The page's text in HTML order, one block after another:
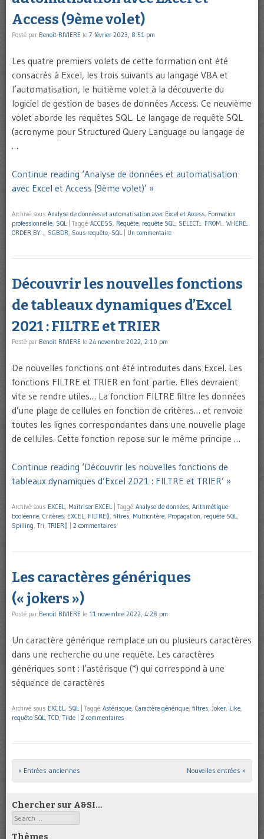
Access (9ème volet)
Posté par Benoît RIVIERE le 7 février 2023, 8:51 pm
Les quatre premiers volets de cette formation ont été
consacrés à Excel, les trois suivants au langage VBA et
l’automatisation, le huitième volet à la découverte du
logiciel de gestion de bases de données Access. Ce neuvième
volet aborde les requêtes SQL. Le langage de requête SQL
(acronyme pour Structured Query Language ou langage de
…
Continue reading ‘Analyse de données et automatisation
avec Excel et Access (9ème volet)’ »
Archivé sous Analyse de données et automatisation avec Excel et Access Formation
professionnelle SQL Taggé ACCESS Requête requête SQL
SELECT... FROM... WHERE...
ORDER BY...
SGBDR Sous-requête SQL Un commentaire
Découvrir les nouvelles fonctions
de tableaux dynamiques d’Excel
2021 : FILTRE et TRIER
Posté par Benoît RIVIERE le 24 novembre 2022, 2:10 pm
De nouvelles fonctions ont été introduites dans Excel. Les
fonctions FILTRE et TRIER en font partie. Elles devraient
vite se rendre utiles… La fonction FILTRE filtre les données
d’une plage de cellules en fonction de critères… et renvoie
toutes les lignes correspondantes dans une nouvelle plage
de cellules. Cette fonction repose sur le même principe …
Continue reading ‘Découvrir les nouvelles fonctions de
tableaux dynamiques d’Excel 2021 : FILTRE et TRIER’ »
Archivé sous EXCEL, Maîtriser EXCEL Taggé Analyse de données, Arithmétique
booléenne, Critères, EXCEL, FILTRE(), filtres, Multicritère, Propagation, requête SQL,
Spilling, Tri, TRIER() 2 commentaires
Les caractères génériques
(« jokers »)
Posté par Benoît RIVIERE le 11 novembre 2022, 4:28 pm
Un caractère générique remplace un ou plusieurs caractères
dans une recherche ou une requête. Les caractères
génériques sont : l’astérisque (*) qui correspond à une
séquence de caractères
Archivé sous EXCEL, SQL Taggé Astérisque, Caractère générique, filtres, Joker, Like,
requête SQL, TCD, Tilde 2 commentaires
Post navigation
« Entrées anciennes Nouvelles entrées »
Chercher sur A&SI…
Search
Thèmes